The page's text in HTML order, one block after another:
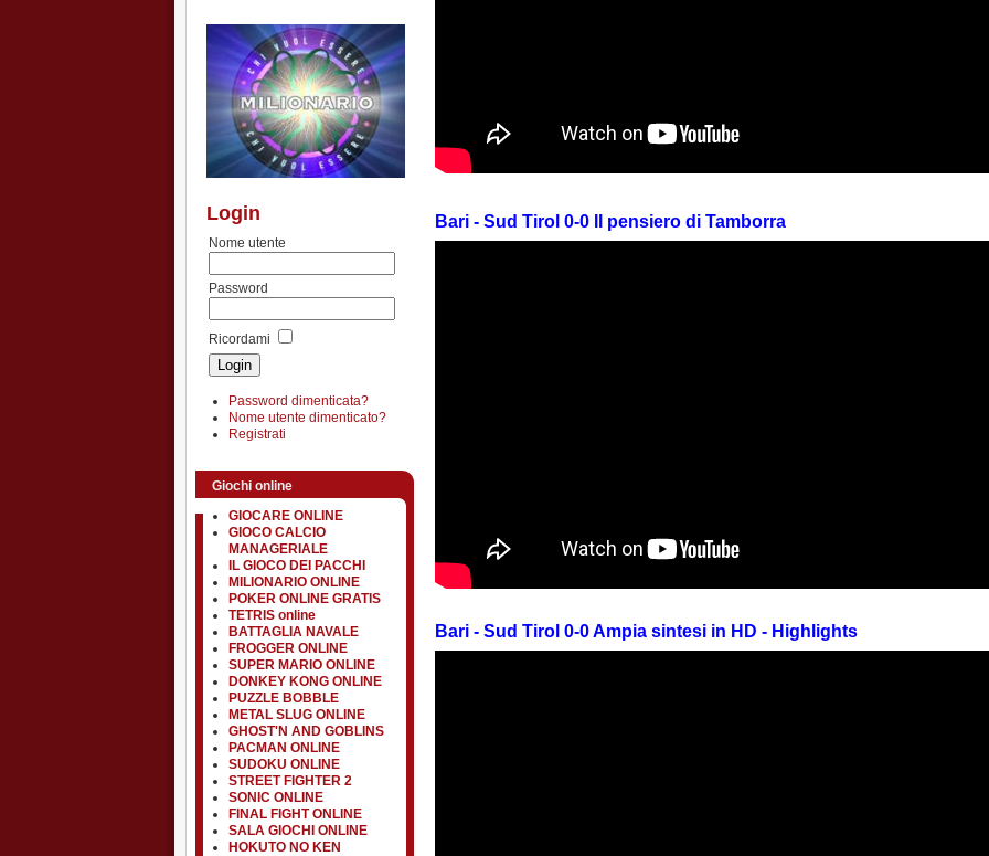
Login
Nome utente
Password
Ricordami
Password dimenticata?
Nome utente dimenticato?
Registrati
Giochi online
GIOCARE ONLINE
GIOCO CALCIO
MANAGERIALE
IL GIOCO DEI PACCHI
MILIONARIO ONLINE
POKER ONLINE GRATIS
TETRIS online
BATTAGLIA NAVALE
FROGGER ONLINE
SUPER MARIO ONLINE
DONKEY KONG ONLINE
PUZZLE BOBBLE
METAL SLUG ONLINE
GHOST'N AND GOBLINS
PACMAN ONLINE
SUDOKU ONLINE
STREET FIGHTER 2
SONIC ONLINE
FINAL FIGHT ONLINE
SALA GIOCHI ONLINE
HOKUTO NO KEN
Bari - Sud Tirol 0-0 Il pensiero di Tamborra
Bari - Sud Tirol 0-0 Ampia sintesi in HD - Highlights